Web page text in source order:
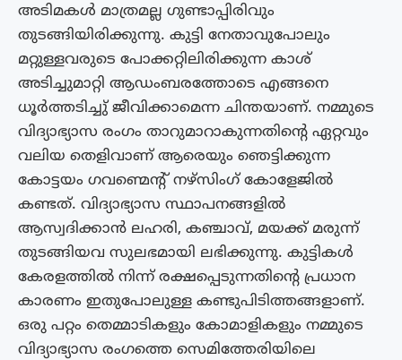
അടിമകൾ മാത്രമല്ല ഗുണ്ടാപ്പിരിവും
തുടങ്ങിയിരിക്കുന്നു. കുട്ടി നേതാവുപോലും
മറ്റുള്ളവരുടെ പോക്കറ്റിലിരിക്കുന്ന കാശ്
അടിച്ചുമാറ്റി ആഡംബരത്തോടെ എങ്ങനെ
ധൂർത്തടിച്ചു് ജീവിക്കാമെന്ന ചിന്തയാണ്. നമ്മുടെ
വിദ്യാഭ്യാസ രംഗം താറുമാറാകുന്നതിൻ്റെ ഏറ്റവും
വലിയ തെളിവാണ് ആരെയും ഞെട്ടിക്കുന്ന
കോട്ടയം ഗവണ്മെന്റ് നഴ്‌സിംഗ് കോളേജിൽ
കണ്ടത്. വിദ്യാഭ്യാസ സ്ഥാപനങ്ങളിൽ
ആസ്വദിക്കാൻ ലഹരി, കഞ്ചാവ്, മയക്ക് മരുന്ന്
തുടങ്ങിയവ സുലഭമായി ലഭിക്കുന്നു. കുട്ടികൾ
കേരളത്തിൽ നിന്ന് രക്ഷപ്പെടുന്നതിൻ്റെ പ്രധാന
കാരണം ഇതുപോലുള്ള കണ്ടുപിടിത്തങ്ങളാണ്.
ഒരു പറ്റം തെമ്മാടികളും കോമാളികളും നമ്മുടെ
വിദ്യാഭ്യാസ രംഗത്തെ സെമിത്തേരിയിലെ